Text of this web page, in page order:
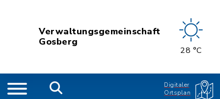
Verwaltungsgemeinschaft
Gosberg
28 °C
Digitaler
Ortsplan